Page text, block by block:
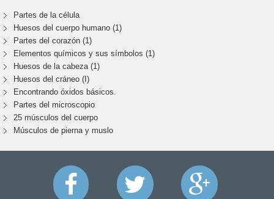
Partes de la célula
Huesos del cuerpo humano (1)
Partes del corazón (1)
Elementos químicos y sus símbolos (1)
Huesos de la cabeza (1)
Huesos del cráneo (I)
Encontrando óxidos básicos.
Partes del microscopio
25 músculos del cuerpo
Músculos de pierna y muslo